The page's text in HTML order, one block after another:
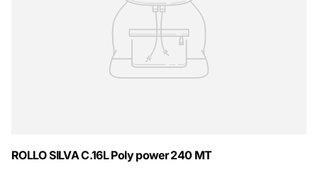
ROLLO SILVA C.16L Poly power 240 MT